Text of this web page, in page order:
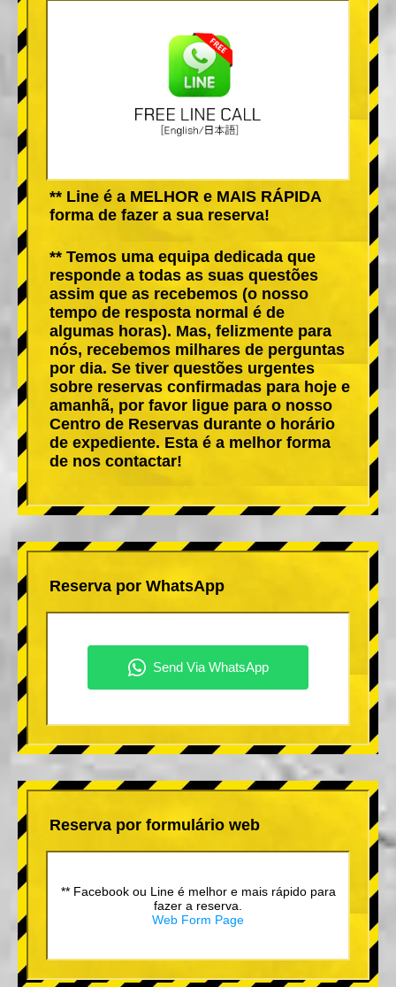
** Line é a MELHOR e MAIS RÁPIDA
forma de fazer a sua reserva!
** Temos uma equipa dedicada que
responde a todas as suas questões
assim que as recebemos (o nosso
tempo de resposta normal é de
algumas horas). Mas, felizmente para
nós, recebemos milhares de perguntas
por dia. Se tiver questões urgentes
sobre reservas confirmadas para hoje e
amanhã, por favor ligue para o nosso
Centro de Reservas durante o horário
de expediente. Esta é a melhor forma
de nos contactar!
Reserva por WhatsApp
Reserva por formulário web
** Facebook ou Line é melhor e mais rápido para
fazer a reserva.
Web Form Page